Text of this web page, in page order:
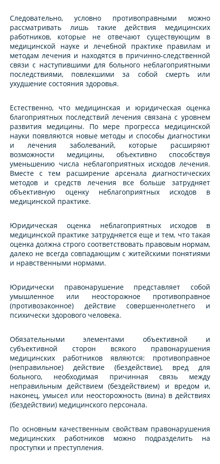
Следовательно, условно противоправными можно
рассматривать лишь такие действия медицинских
работников, которые не отвечают существующим в
медицинской науке и лечебной практике правилам и
методам лечения и находятся в причинно-следственной
связи с наступившими для больного неблагоприятными
последствиями, повлекшими за собой смерть или
ухудшение состояния здоровья.
Естественно, что медицинская и юридическая оценка
благоприятных последствий лечения связана с уровнем
развития медицины. По мере прогресса медицинской
науки появляются новые методы и способы диагностики
и лечения заболеваний, которые расширяют
возможности медицины, объективно способствуя
уменьшению числа неблагоприятных исходов лечения.
Вместе с тем расширение арсенала диагностических
методов и средств лечения все больше затрудняет
объективную оценку неблагоприятных исходов в
медицинской практике.
Юридическая оценка неблагоприятных исходов в
медицинской практике затрудняется еще и тем, что такая
оценка должна строго соответствовать правовым нормам,
далеко не всегда совпадающим с житейскими понятиями
и нравственными нормами.
Юридически правонарушение представляет собой
умышленное или неосторожное противоправное
(противозаконное) действие совершеннолетнего и
психически здорового человека.
Обязательными элементами объективной и
субъективной сторон всякого правонарушения
медицинских работников являются: противоправное
(неправильное) действие (бездействие), вред для
больного, необходимая причинная связь между
неправильным действием (бездействием) и вредом и,
наконец, умысел или неосторожность (вина) в действиях
(бездействии) медицинского персонала.
По основным качественным свойствам правонарушения
медицинских работников можно подразделить на
проступки и преступления.